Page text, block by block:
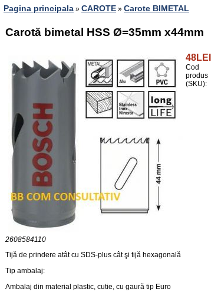
Pagina principala » CAROTE » Carote BIMETAL
Carotă bimetal HSS Ø=35mm x44mm
48LEI
Cod
produs
(SKU):
2608584110
Tijă de prindere atât cu SDS-plus cât şi tijă hexagonală
Tip ambalaj:
Ambalaj din material plastic, cutie, cu gaură tip Euro